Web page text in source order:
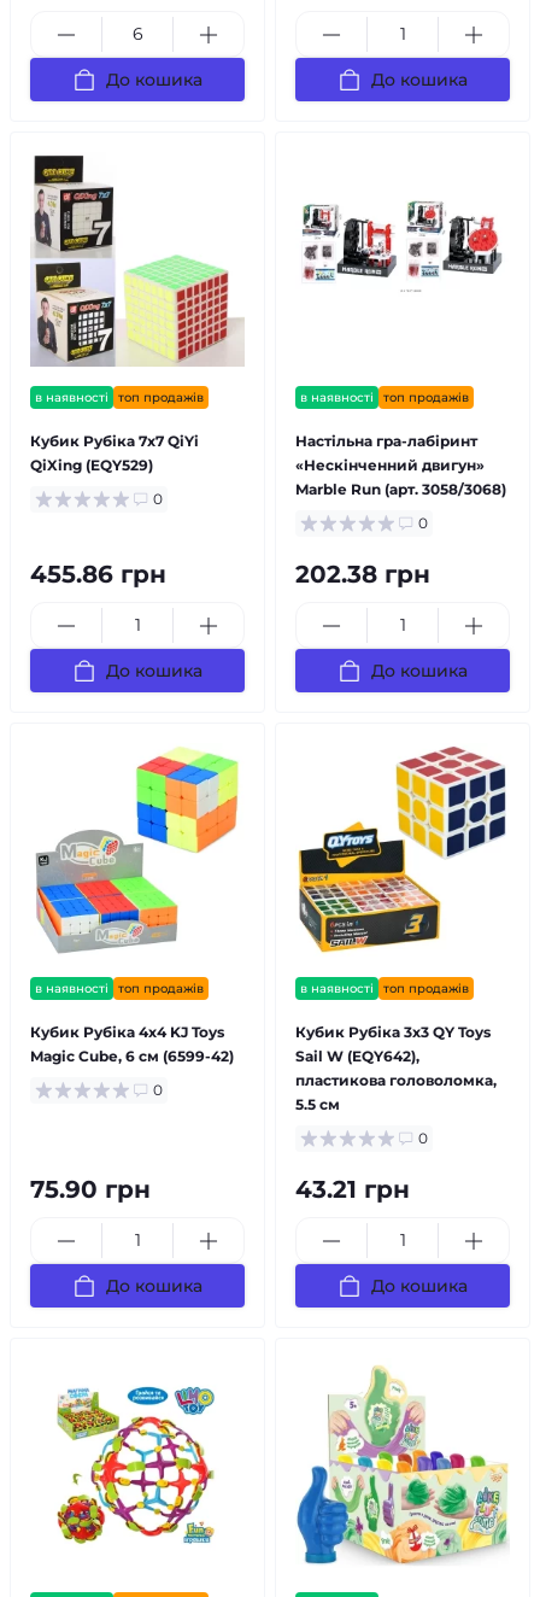
До кошика До кошика
в наявності топ продажів
Кубик Рубіка 7х7 QiYi
QiXing (EQY529)
0
455.86 грн
До кошика
в наявності топ продажів
Настільна гра-лабіринт
«Нескінченний двигун»
Marble Run (арт. 3058/3068)
0
202.38 грн
До кошика
в наявності топ продажів
Кубик Рубіка 4х4 KJ Toys
Magic Cube, 6 см (6599-42)
0
75.90 грн
До кошика
в наявності топ продажів
Кубик Рубіка 3х3 QY Toys
Sail W (EQY642),
пластикова головоломка,
5.5 см
0
43.21 грн
До кошика